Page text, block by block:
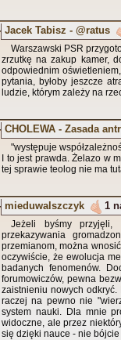
Jacek Tabisz - @ratus
Warszawski PSR
zrzutkę na zakup kamer,
odpowiednim
pytania, byłoby jeszcze
ludzie, którym zależy na
CHOLEWA - Zasada
"występuje
I to jest prawda. Żelazo w
tej sprawie teolog nie ma
mieduwalszczyk 1
Jeżeli byśmy przyjęli,
przekazywania
przemianom, można
oczywiście, że ewolucja
badanych fenomenów.
forumowiczów, pewna
zaistnieniu nowych
raczej na pewno nie
system nauki. Dla mnie
widoczne, ale przez
się dzięki nauce - nie